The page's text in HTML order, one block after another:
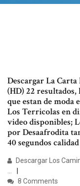
Descargar La
(HD) 22 resultados,
que estan de moda
Los Terricolas en
video disponibles;
por Desaafrodita
40 segundos
Descargar Los
...
8 Comments